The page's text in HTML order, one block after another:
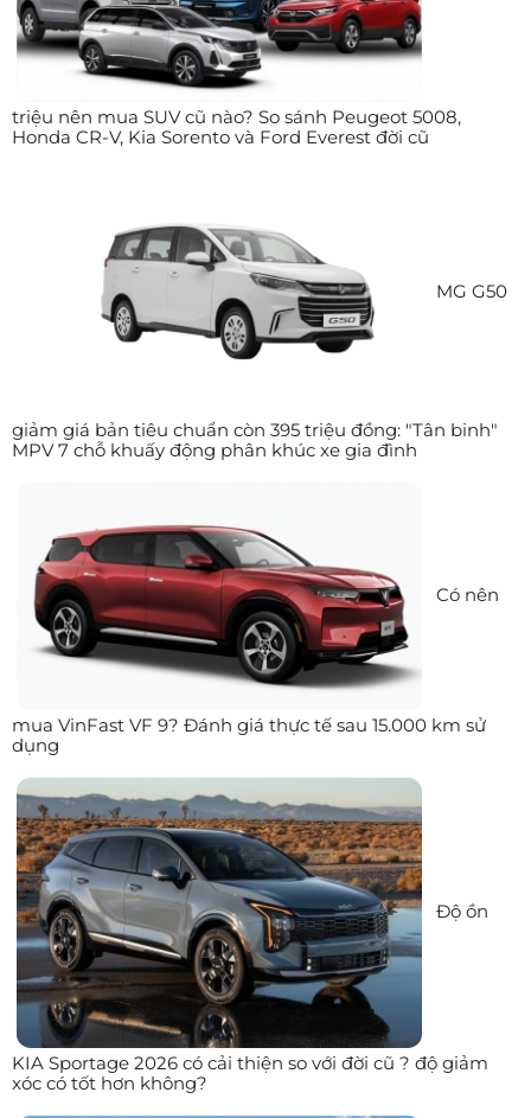
triệu nên mua SUV cũ nào? So sánh Peugeot 5008,
Honda CR-V, Kia Sorento và Ford Everest đời cũ
MG G50
giảm giá bản tiêu chuẩn còn 395 triệu đồng: "Tân binh"
MPV 7 chỗ khuấy động phân khúc xe gia đình
Có nên
mua VinFast VF 9? Đánh giá thực tế sau 15.000 km sử
dụng
Độ ồn
KIA Sportage 2026 có cải thiện so với đời cũ ? độ giảm
xóc có tốt hơn không?